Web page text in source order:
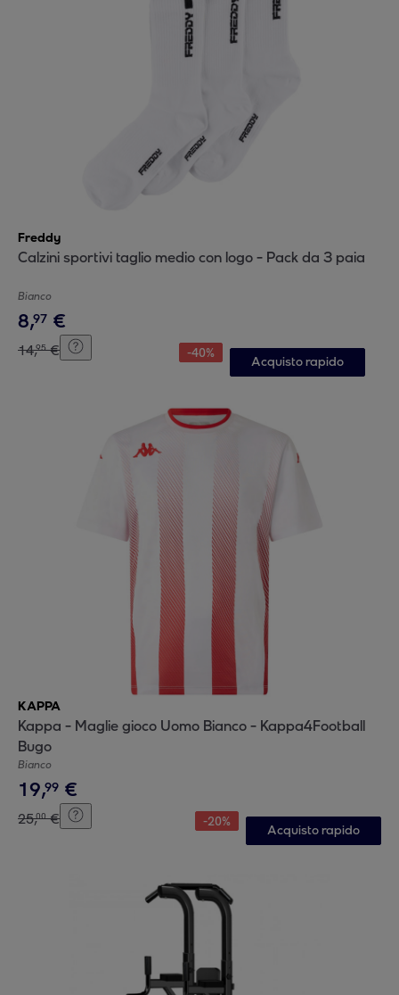
Freddy
Calzini sportivi taglio medio con logo - Pack da 3 paia
Bianco
8,97 €
14,95 € -40%
Acquisto rapido
KAPPA
Kappa - Maglie gioco Uomo Bianco - Kappa4Football
Bugo
Bianco
19,99 €
25,00 € -20%
Acquisto rapido